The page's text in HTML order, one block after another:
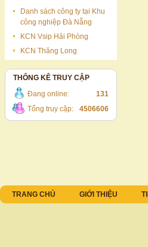
Danh sách công ty tại Khu
công nghiệp Đà Nẵng
KCN Vsip Hải Phòng
KCN Thăng Long
THỐNG KÊ TRUY CẬP
Đang online:
131
Tổng truy cập:
4506606
TRANG CHỦ GIỚI THIỆU